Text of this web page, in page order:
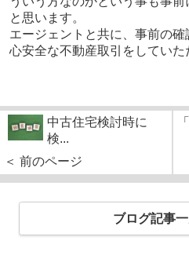
と思います。
エージェントと共に、事前の
心安全な不動産取引をしていた
中古住宅検討時に
検...
＜ 前のページ
ブログ記事